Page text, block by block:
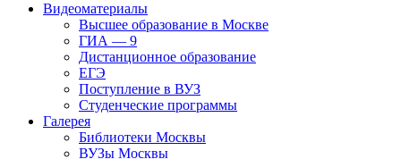
Видеоматериалы
Высшее образование в Москве
ГИА — 9
Дистанционное образование
ЕГЭ
Поступление в ВУЗ
Студенческие программы
Галерея
Библиотеки Москвы
ВУЗы Москвы